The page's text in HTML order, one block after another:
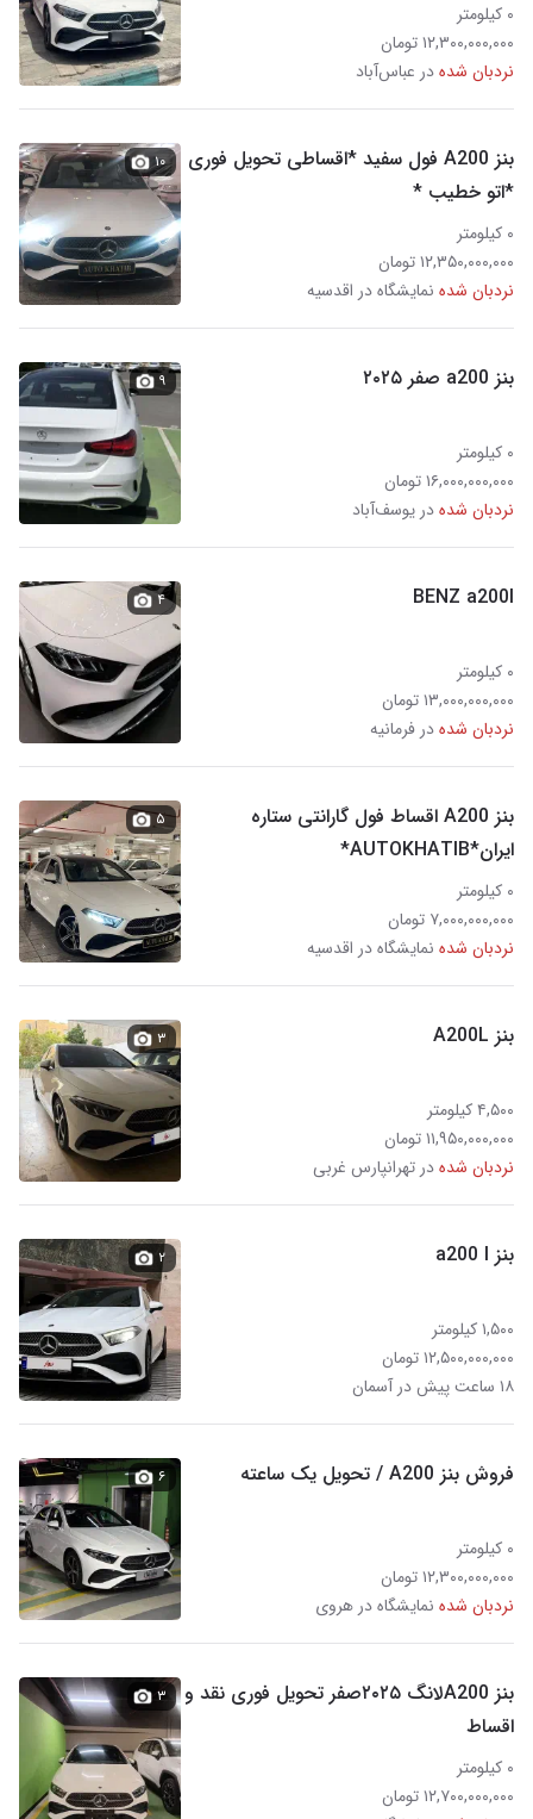
۰ کیلومتر
۱۲,۳۰۰,۰۰۰,۰۰۰ تومان
نردبان شدهدر عباس‌آباد
بنز A200 فول سفید *اقساطی تحویل فوری
*اتو خطیب *
۰ کیلومتر
۱۲,۳۵۰,۰۰۰,۰۰۰ تومان
نردبان شده نمایشگاه در اقدسیه
۱۰
بنز a200 صفر ۲۰۲۵
۰ کیلومتر
۱۶,۰۰۰,۰۰۰,۰۰۰ تومان
نردبان شدهدر یوسف‌آباد
۹
BENZ a200l
۰ کیلومتر
۱۳,۰۰۰,۰۰۰,۰۰۰ تومان
نردبان شدهدر فرمانیه
۴
بنز A200 اقساط فول گارانتی ستاره
ایران*AUTOKHATIB*
۰ کیلومتر
۷,۰۰۰,۰۰۰,۰۰۰ تومان
نردبان شده نمایشگاه در اقدسیه
۵
بنز A200L
۴,۵۰۰ کیلومتر
۱۱,۹۵۰,۰۰۰,۰۰۰ تومان
نردبان شدهدر تهرانپارس غربی
۳
بنز a200 l
۱,۵۰۰ کیلومتر
۱۲,۵۰۰,۰۰۰,۰۰۰ تومان
۱۸ ساعت پیش در آسمان
۲
فروش بنز A200 / تحویل یک ساعته
۰ کیلومتر
۱۲,۳۰۰,۰۰۰,۰۰۰ تومان
نردبان شده نمایشگاه در هروی
۶
بنز A200لانگ ۲۰۲۵صفر تحویل فوری نقد و
اقساط
۰ کیلومتر
۱۲,۷۰۰,۰۰۰,۰۰۰ تومان
۳